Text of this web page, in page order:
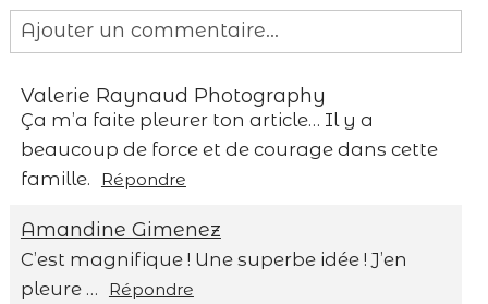
Ajouter un commentaire...
Your email isnever published or shared.
Required fields are marked *
Valerie Raynaud Photography
Ça m’a faite pleurer ton article… Il y a
beaucoup de force et de courage dans cette
famille.
Répondre
Amandine Gimenez
C’est magnifique ! Une superbe idée ! J’en
pleure …
Répondre